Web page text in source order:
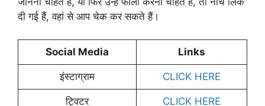
दी गई हैं, वहां से आप चेक कर सकते हैं।
Social Media Links
इंस्टाग्राम CLICK HERE
ट्विटर CLICK HERE